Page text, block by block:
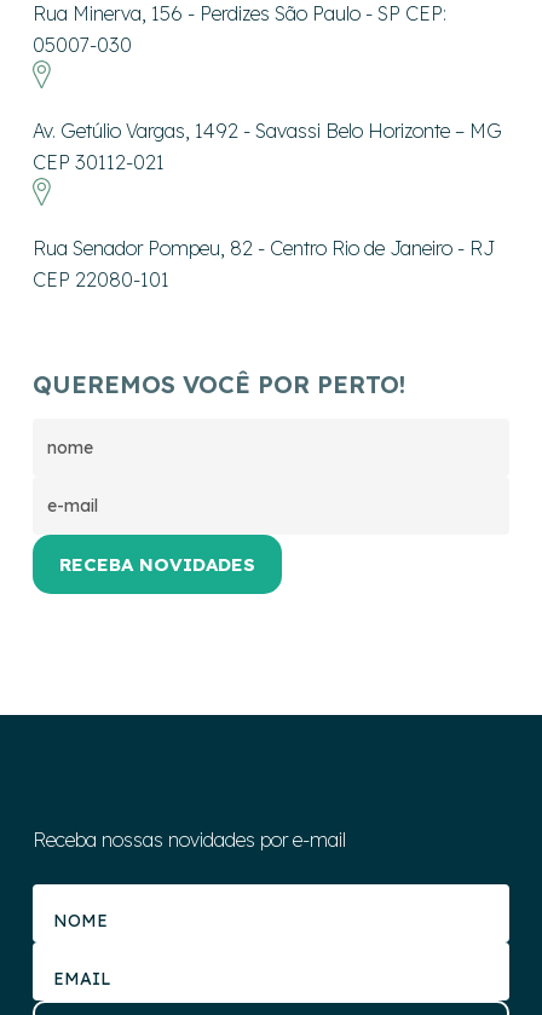
Rua Minerva, 156 - Perdizes São Paulo - SP CEP:
05007-030
Av. Getúlio Vargas, 1492 - Savassi Belo Horizonte – MG
CEP 30112-021
Rua Senador Pompeu, 82 - Centro Rio de Janeiro - RJ
CEP 22080-101
QUEREMOS VOCÊ POR PERTO!
Receba nossas novidades por e-mail